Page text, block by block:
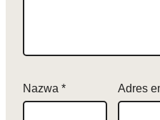
Nazwa * Adres